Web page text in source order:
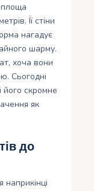
Її стіни
нагадує
шарму.
хоча вони
Сьогодні
його скромне
як
до
наприкінці